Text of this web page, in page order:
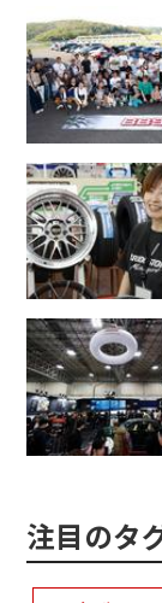
注目のタ